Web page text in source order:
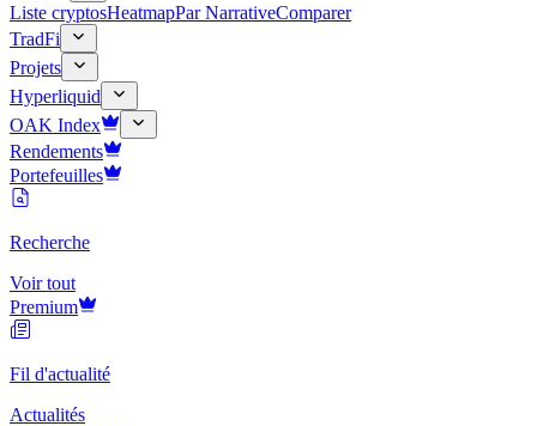
Liste cryptosHeatmapPar NarrativeComparer
TradFi
Projets
Hyperliquid
OAK Index
Rendements
Portefeuilles
Recherche
Voir tout
Premium
Fil d'actualité
Actualités